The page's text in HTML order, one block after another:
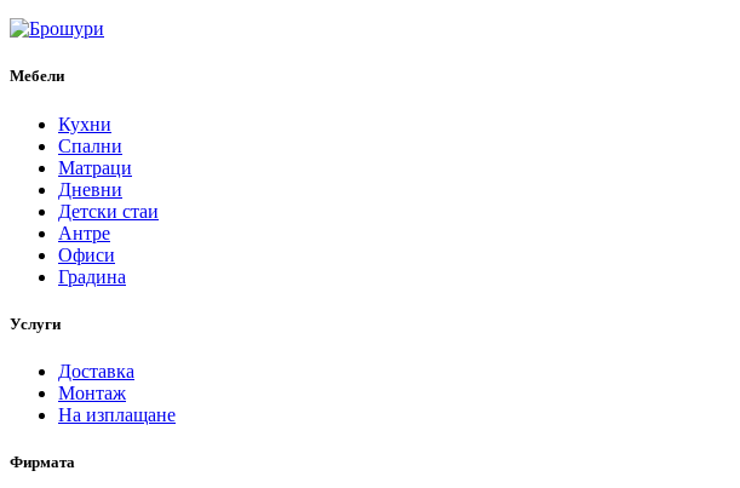
Мебели
Кухни
Спални
Матраци
Дневни
Детски стаи
Антре
Офиси
Градина
Услуги
Доставка
Монтаж
На изплащане
Фирмата